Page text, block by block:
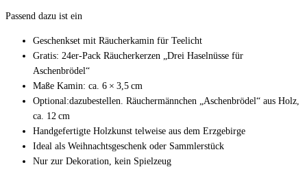
Passend dazu ist ein
Geschenkset mit Räucherkamin für Teelicht
Gratis: 24er-Pack Räucherkerzen „Drei Haselnüsse für
Aschenbrödel“
Maße Kamin: ca. 6 × 3,5 cm
Optional:dazubestellen. Räuchermännchen „Aschenbrödel“ aus Holz,
ca. 12 cm
Handgefertigte Holzkunst telweise aus dem Erzgebirge
Ideal als Weihnachtsgeschenk oder Sammlerstück
Nur zur Dekoration, kein Spielzeug